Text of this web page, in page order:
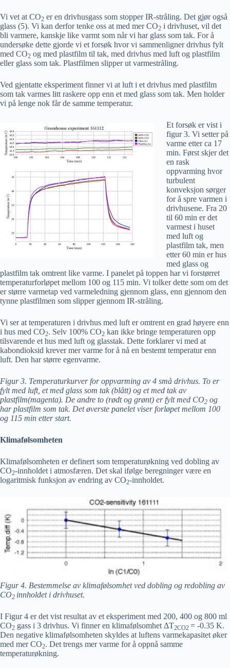
Vi vet at CO2 er en drivhusgass som stopper IR-stråling. Det gjør også
glass (5). Vi kan derfor tenke oss at med mer CO2 i drivhuset, vil det
bli varmere, kanskje like varmt som når vi har glass som tak. For å
undersøke dette gjorde vi et forsøk hvor vi sammenligner drivhus fylt
med CO2 og med plastfilm til tak, med drivhus med luft og plastfilm
eller glass som tak. Plastfilmen slipper ut varmestråling.
Ved gjentatte eksperiment finner vi at luft i et drivhus med plastfilm
som tak varmes litt raskere opp enn et med glass som tak. Men holder
vi på lenge nok får de samme temperatur.
Et forsøk er vist i
figur 3. Vi setter på
varme etter ca 17
min. Først skjer det
en rask
oppvarming hvor
turbulent
konveksjon sørger
for å spre varmen i
drivhusene. Fra 20
til 60 min er det
varmest i huset
med luft og
plastfilm tak, men
etter 60 min er hus
med glass og
plastfilm tak omtrent like varme. I panelet på toppen har vi forstørret
temperaturforløpet mellom 100 og 115 min. Vi tolker dette som om det
er større varmetap ved varmeledning gjennom glass, enn gjennom den
tynne plastfilmen som slipper gjennom IR-stråling.
Vi ser at temperaturen i drivhus med luft er omtrent en grad høyere enn
i hus med CO2. Selv 100% CO2 kan ikke bringe temperaturen opp
tilsvarende et hus med luft og glasstak. Dette forklarer vi med at
kabondioksid krever mer varme for å nå en bestemt temperatur enn
luft. Den har større egenvarme.
Figur 3. Temperaturkurver for oppvarming av 4 små drivhus. To er
fylt med luft, et med glass som tak (blått) og et med tak av
plastfilm(magenta). De andre to (rødt og grønt) er fylt med CO2 og
har plastfilm som tak. Det øverste panelet viser forløpet mellom 100
og 115 min etter start.
Klimafølsomheten
Klimafølsomheten er definert som temperaturøkning ved dobling av
CO2-innholdet i atmosfæren. Det skal ifølge beregninger være en
logaritmisk funksjon av endring av CO2-innholdet.
Figur 4. Bestemmelse av klimafølsomhet ved dobling og redobling av
CO2 innholdet i drivhuset.
I Figur 4 er det vist resultat av et eksperiment med 200, 400 og 800 ml
CO2 gass i 3 drivhus. Vi finner en klimafølsomhet ΔT2CO2 = -0.35 K.
Den negative klimafølsomheten skyldes at luftens varmekapasitet øker
med mer CO2. Det trengs mer varme for å oppnå samme
temperaturøkning.